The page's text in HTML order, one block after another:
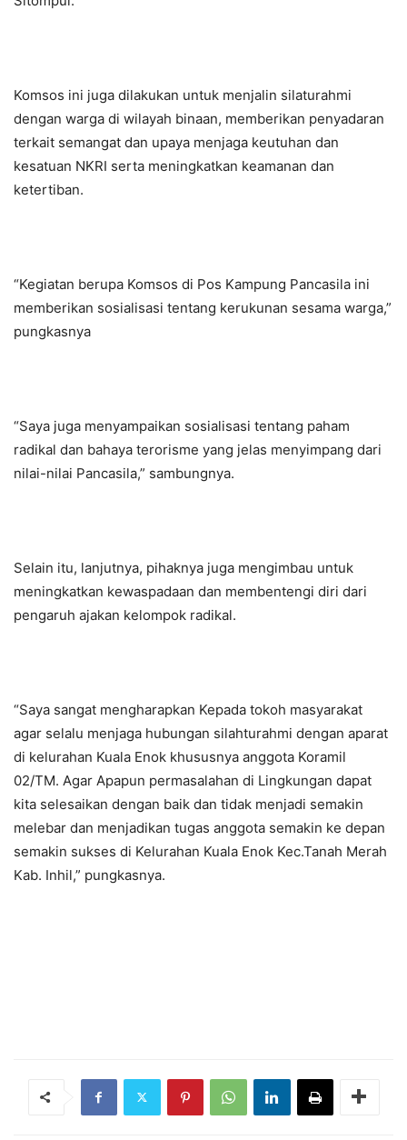
Komsos ini juga dilakukan untuk menjalin silaturahmi
dengan warga di wilayah binaan, memberikan penyadaran
terkait semangat dan upaya menjaga keutuhan dan
kesatuan NKRI serta meningkatkan keamanan dan
ketertiban.
“Kegiatan berupa Komsos di Pos Kampung Pancasila ini
memberikan sosialisasi tentang kerukunan sesama warga,”
pungkasnya
“Saya juga menyampaikan sosialisasi tentang paham
radikal dan bahaya terorisme yang jelas menyimpang dari
nilai-nilai Pancasila,” sambungnya.
Selain itu, lanjutnya, pihaknya juga mengimbau untuk
meningkatkan kewaspadaan dan membentengi diri dari
pengaruh ajakan kelompok radikal.
“Saya sangat mengharapkan Kepada tokoh masyarakat
agar selalu menjaga hubungan silahturahmi dengan aparat
di kelurahan Kuala Enok khususnya anggota Koramil
02/TM. Agar Apapun permasalahan di Lingkungan dapat
kita selesaikan dengan baik dan tidak menjadi semakin
melebar dan menjadikan tugas anggota semakin ke depan
semakin sukses di Kelurahan Kuala Enok Kec.Tanah Merah
Kab. Inhil,” pungkasnya.